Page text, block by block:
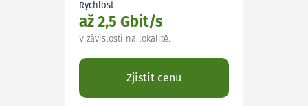
Rychlost
až 2,5 Gbit/s
V závislosti na lokalitě.
Zjistit cenu